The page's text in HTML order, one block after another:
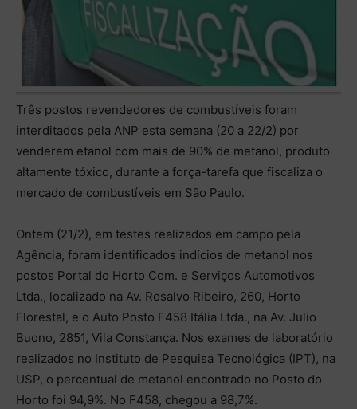
Três postos revendedores de combustíveis foram
interditados pela ANP esta semana (20 a 22/2) por
venderem etanol com mais de 90% de metanol, produto
altamente tóxico, durante a força-tarefa que fiscaliza o
mercado de combustíveis em São Paulo.
Ontem (21/2), em testes realizados em campo pela
Agência, foram identificados indícios de metanol nos
postos Portal do Horto Com. e Serviços Automotivos
Ltda., localizado na Av. Rosalvo Ribeiro, 260, Horto
Florestal, e o Auto Posto F458 Itália Ltda., na Av. Julio
Buono, 2851, Vila Constança. Nos exames de laboratório
realizados no Instituto de Pesquisa Tecnológica (IPT), na
USP, o percentual de metanol encontrado no Posto do
Horto foi 94,9%. No F458, chegou a 98,7%.